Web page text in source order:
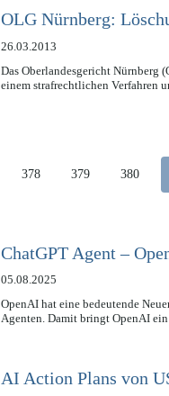
OLG Nürnberg:
26.03.2013
Das Oberlandesgericht Nürnberg
einem strafrechtlichen Verfahren
378 379 380
ChatGPT Agent –
05.08.2025
OpenAI hat eine bedeutende
Agenten. Damit bringt OpenAI
AI Action Plans von